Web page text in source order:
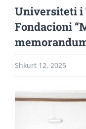
Universiteti i
Fondacioni
Shkurt 12, 2025
View